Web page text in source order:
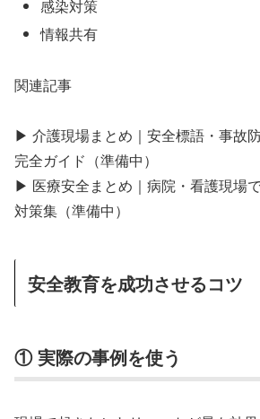
感染対策
情報共有
関連記事
▶ 介護現場まとめ｜安全標語・事故
完全ガイド（準備中）
▶ 医療安全まとめ｜病院・看護現場
対策集（準備中）
安全教育を成功させるコツ
① 実際の事例を使う